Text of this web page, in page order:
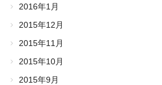
2016年1月
2015年12月
2015年11月
2015年10月
2015年9月